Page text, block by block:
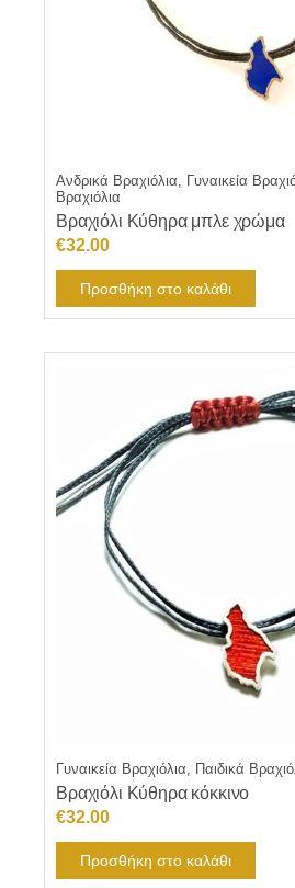
Ανδρικά Βραχιόλια, Γυναικεία
Βραχιόλια
Βραχιόλι Κύθηρα μπλε χρώμα
€32.00
Προσθήκη στο καλάθι
Γυναικεία Βραχιόλια, Παιδικά
Βραχιόλι Κύθηρα κόκκινο
€32.00
Προσθήκη στο καλάθι